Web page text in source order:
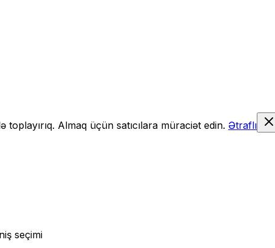
Almaq üçün satıcılara müraciət edin. Ətraflı
seçimi